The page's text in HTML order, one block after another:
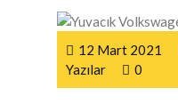
12 Mart 2021
Yazılar
0